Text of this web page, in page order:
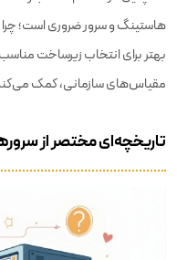
هاستینگ و سرور ضروری است؛
بهتر برای انتخاب زیرساخت
مقیاس‌های سازمانی، کمک
تاریخچه‌ای مختصر از